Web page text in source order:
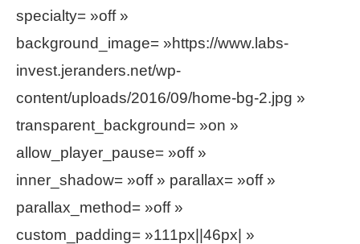
specialty= »off »
background_image= »https://www.labs-
invest.jeranders.net/wp-
content/uploads/2016/09/home-bg-2.jpg »
transparent_background= »on »
allow_player_pause= »off »
inner_shadow= »off » parallax= »off »
parallax_method= »off »
custom_padding= »111px||46px| »